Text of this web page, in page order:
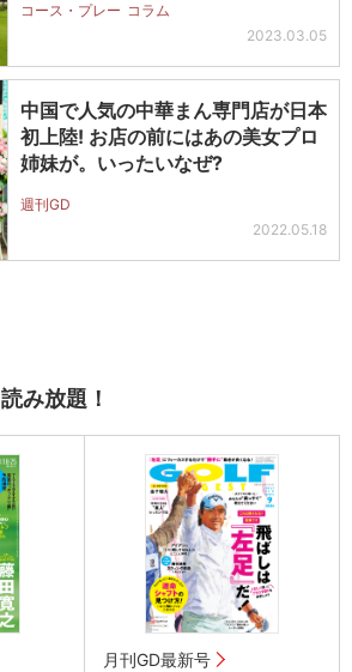
コース・プレー コラム
2023.03.05
中国で人気の中華まん専門店が日本
初上陸! お店の前にはあの美女プロ
姉妹が。いったいなぜ?
週刊GD
2022.05.18
み放題！
月刊GD最新号